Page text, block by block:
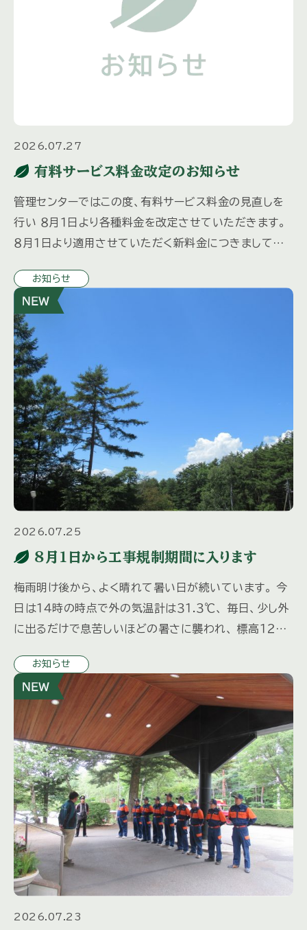
2026.07.27
有料サービス料金改定のお知らせ
管理センターではこの度、有料サービス料金の見直しを
行い ８月１日より各種料金を改定させていただきます。
８月１日より適用させていただく新料金につきましては、
号」に同封さ […]
お知らせ
2026.07.25
８月１日から工事規制期間に入ります
梅雨明け後から、よく晴れて暑い日が続いています。 今
日は１４時の時点で外の気温計は３１.３℃、 毎日、少し外
に出るだけで息苦しいほどの暑さに襲われ、 標高１２００
なります […]
お知らせ
2026.07.23